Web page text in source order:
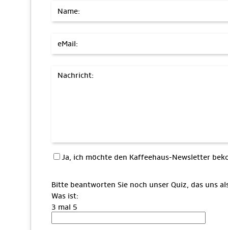
Name:
eMail:
Nachricht:
Ja, ich möchte den Kaffeehaus-Newsletter
Bitte beantworten Sie noch unser Quiz, das uns
Was ist:
3 mal 5